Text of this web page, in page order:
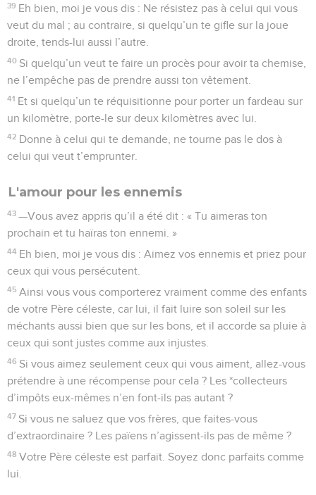
39 Eh bien, moi je vous dis : Ne résistez pas à celui qui vous
veut du mal ; au contraire, si quelqu’un te gifle sur la joue
droite, tends-lui aussi l’autre.
40 Si quelqu’un veut te faire un procès pour avoir ta chemise,
ne l’empêche pas de prendre aussi ton vêtement.
41 Et si quelqu’un te réquisitionne pour porter un fardeau sur
un kilomètre, porte-le sur deux kilomètres avec lui.
42 Donne à celui qui te demande, ne tourne pas le dos à
celui qui veut t’emprunter.
L'amour pour les ennemis
43 —Vous avez appris qu’il a été dit : « Tu aimeras ton
prochain et tu haïras ton ennemi. »
44 Eh bien, moi je vous dis : Aimez vos ennemis et priez pour
ceux qui vous persécutent.
45 Ainsi vous vous comporterez vraiment comme des enfants
de votre Père céleste, car lui, il fait luire son soleil sur les
méchants aussi bien que sur les bons, et il accorde sa pluie à
ceux qui sont justes comme aux injustes.
46 Si vous aimez seulement ceux qui vous aiment, allez-vous
prétendre à une récompense pour cela ? Les *collecteurs
d’impôts eux-mêmes n’en font-ils pas autant ?
47 Si vous ne saluez que vos frères, que faites-vous
d’extraordinaire ? Les païens n’agissent-ils pas de même ?
48 Votre Père céleste est parfait. Soyez donc parfaits comme
lui.